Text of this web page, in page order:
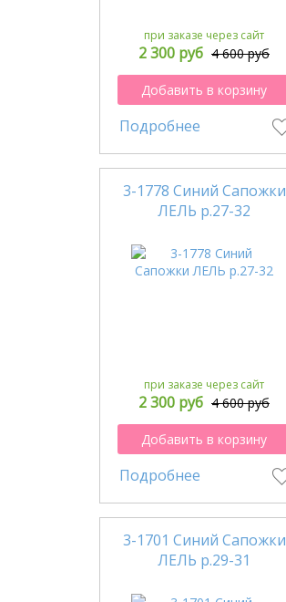
при заказе через сайт
2 300 руб 4 600 руб
Добавить в корзину
Подробнее
3-1778 Синий Сапожки
ЛЕЛЬ р.27-32
при заказе через сайт
2 300 руб 4 600 руб
Добавить в корзину
Подробнее
3-1701 Синий Сапожки
ЛЕЛЬ р.29-31